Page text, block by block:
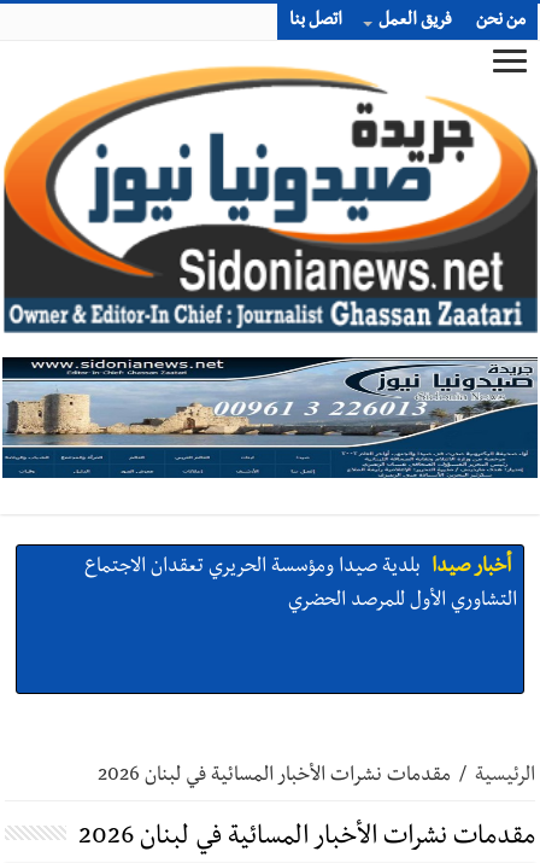
من نحن فريق العمل اتصل بنا
أخبار صيدا بلدية صيدا ومؤسسة الحريري تعقدان الاجتماع
التشاوري الأول للمرصد الحضري
أخبار صيدا
بالصور : بلدية صيدا تستقبل السيد محمد زيدان:
استعراض شامل لمشاريع وتأكيدٌ على حماية القيمة التراثية للمدينة
الرئيسية / مقدمات نشرات الأخبار المسائية في لبنان 2026
مقدمات نشرات الأخبار المسائية في لبنان 2026